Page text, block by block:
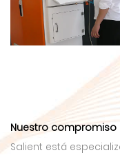
Nuestro compromiso
Salient está